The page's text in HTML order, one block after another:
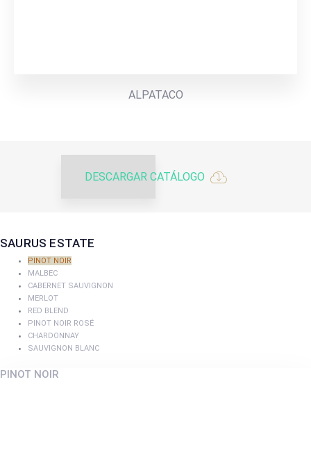
ALPATACO
DESCARGAR CATÁLOGO
SAURUS ESTATE
PINOT NOIR
MALBEC
CABERNET SAUVIGNON
MERLOT
RED BLEND
PINOT NOIR ROSÉ
CHARDONNAY
SAUVIGNON BLANC
PINOT NOIR